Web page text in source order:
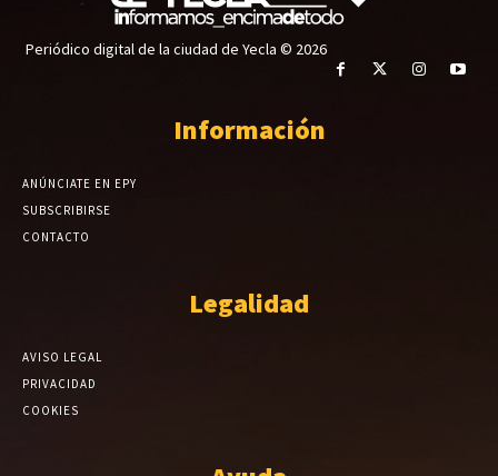
Periódico digital de la ciudad de Yecla © 2026
Información
ANÚNCIATE EN EPY
SUBSCRIBIRSE
CONTACTO
Legalidad
AVISO LEGAL
PRIVACIDAD
COOKIES